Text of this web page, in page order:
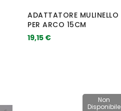
ADATTATORE MULINELLO
PER ARCO 15CM
19,15 €
Non
Disponibile